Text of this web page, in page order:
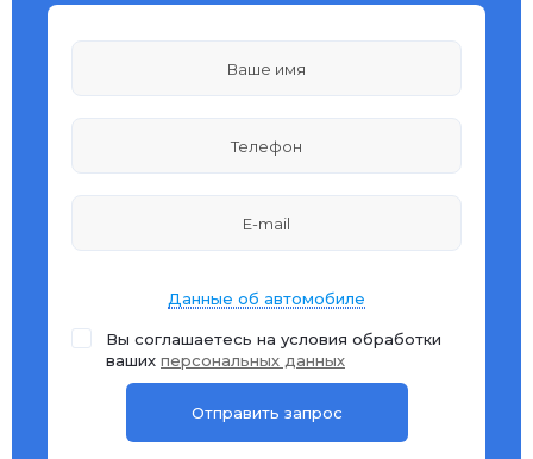
Данные об автомобиле
Вы соглашаетесь на условия обработки
ваших персональных данных